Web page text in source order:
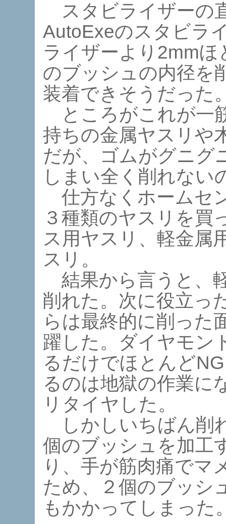
スタビライザーの
AutoExeのスタビラ
ライザーより2mm
のブッシュの内径を
装着できそうだった
ところがこれが一
持ちの金属ヤスリや
だが、ゴムがグニグ
しまい全く削れない
仕方なくホームセ
３種類のヤスリを買
ス用ヤスリ、軽金属
スリ。
結果から言うと、
削れた。次に役立っ
らは最終的に削った
躍した。ダイヤモン
るだけでほとんど
るのは地獄の作業に
リタイヤした。
しかしいちばん削
個のブッシュを加工
り、手が筋肉痛でマ
ため、２個のブッシ
もかかってしまった